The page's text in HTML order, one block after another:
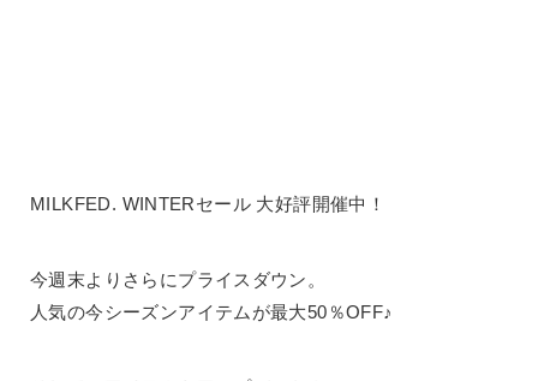
MILKFED. WINTERセール 大好評開催中！
今週末よりさらにプライスダウン。
人気の今シーズンアイテムが最大50％OFF♪